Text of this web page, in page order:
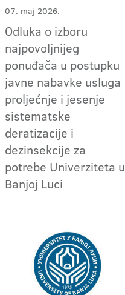
07. maj 2026.
Odluka o izboru
najpovoljnijeg
ponuđača u postupku
javne nabavke usluga
proljećnje i jesenje
sistematske
deratizacije i
dezinsekcije za
potrebe Univerziteta u
Banjoj Luci